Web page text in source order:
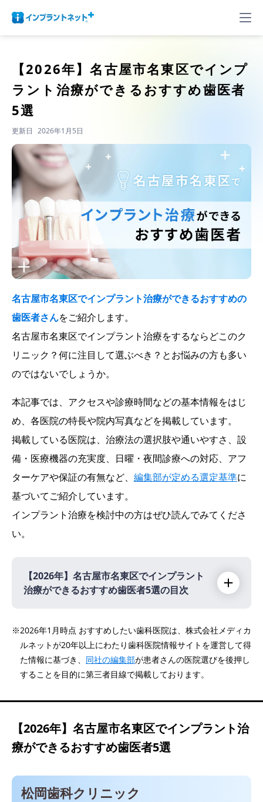
【2026年】名古屋市名東区でインプ
ラント治療ができるおすすめ歯医者
5選
更新日 2026年1月5日
名古屋市名東区でインプラント治療ができるおすすめの
歯医者さんをご紹介します。
名古屋市名東区でインプラント治療をするならどこのク
リニック？何に注目して選ぶべき？とお悩みの方も多い
のではないでしょうか。
本記事では、アクセスや診療時間などの基本情報をはじ
め、各医院の特長や院内写真などを掲載しています。
掲載している医院は、治療法の選択肢や通いやすさ、設
備・医療機器の充実度、日曜・夜間診療への対応、アフ
ターケアや保証の有無など、 編集部が定める選定基準に
基づいてご紹介しています。
インプラント治療を検討中の方はぜひ読んでみてくださ
い。
【2026年】 名古屋市名東区でインプラント
治療ができるおすすめ歯医者5選の目次
松岡歯科クリニック
医療法人 信義会 名古屋イースト歯科・矯正
歯科
医療法人 愛健会 愛健歯科医院
医療法人 愛健会 アベ歯科クリニック
MY DENTAL CLINIC
※2026年1月時点 おすすめしたい歯科医院は、株式会社メディカ
ルネットが20年以上にわたり歯科医院情報サイトを運営して得
た情報に基づき、 同社の編集部が患者さんの医院選びを後押し
することを目的に第三者目線で掲載しております。
【2026年】 名古屋市名東区でインプラント治
療ができるおすすめ歯医者5選
松岡歯科クリニック